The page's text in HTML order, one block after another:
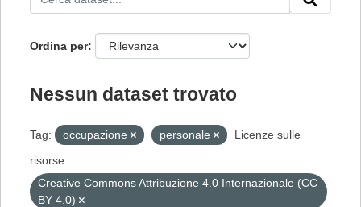
Ordina per
Nessun dataset trovato
Tag: occupazione personale
Licenze sulle
risorse:
Creative Commons Attribuzione 4.0 Internazionale (CC
BY 4.0)